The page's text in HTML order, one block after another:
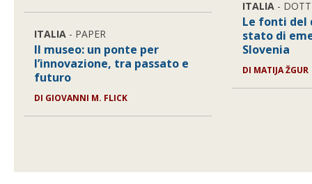
ITALIA - PAPER
Il museo: un ponte per
l’innovazione, tra passato e
futuro
DI GIOVANNI M. FLICK
ITALIA -
Le fonti
stato di
Slovenia
DI MATIJA ŽGUR